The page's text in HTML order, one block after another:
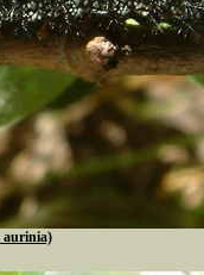
aurinia)